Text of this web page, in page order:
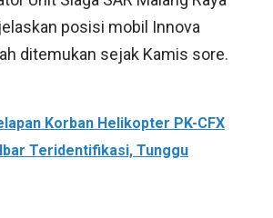
posisi mobil Innova
ditemukan sejak Kamis sore.
Korban Helikopter PK-CFX
Teridentifikasi, Tunggu